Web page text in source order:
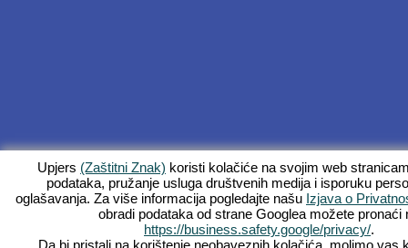
Upjers (Zaštitni Znak) koristi kolačiće na svojim web
podataka, pružanje usluga društvenih medija i isporuku
oglašavanja. Za više informacija pogledajte našu Izjava o
obradi podataka od strane Googlea možete pronaći
https://business.safety.google/privacy/.
Da bi pristali na korištenje neobaveznih kolačića, molimo vas